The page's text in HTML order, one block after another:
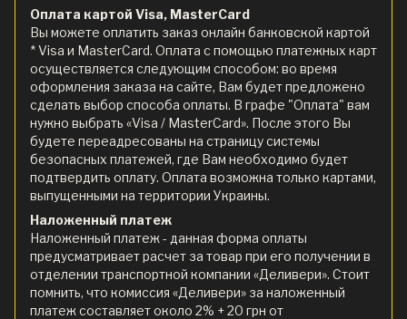
Оплата картой Visa, MasterCard
Вы можете оплатить заказ онлайн банковской картой
* Visa и MasterCard. Оплата с помощью платежных карт
осуществляется следующим способом: во время
оформления заказа на сайте, Вам будет предложено
сделать выбор способа оплаты. В графе "Оплата" вам
нужно выбрать «Visa / MasterCard». После этого Вы
будете переадресованы на страницу системы
безопасных платежей, где Вам необходимо будет
подтвердить оплату. Оплата возможна только картами,
выпущенными на территории Украины.
Наложенный платеж
Наложенный платеж - данная форма оплаты
предусматривает расчет за товар при его получении в
отделении транспортной компании «Деливери». Стоит
помнить, что комиссия «Деливери» за наложенный
платеж составляет около 2% + 20 грн от